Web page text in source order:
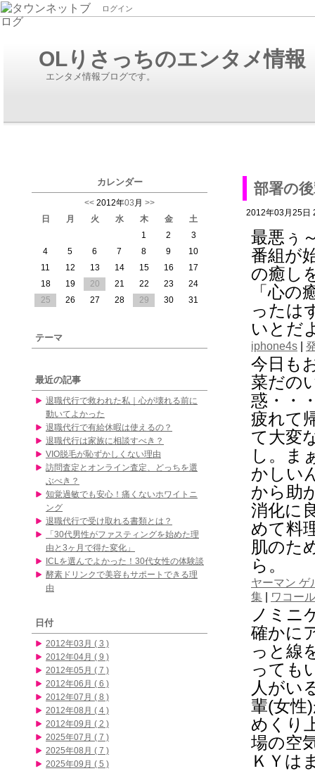
ログイン
OLりさっちのエンタメ情報
エンタメ情報ブログです。
部署の
2012年03月25日
最悪ぅ
番組が
の癒し
「心
ったは
いとだ
iphone4s
今日も
菜だの
惑・・
疲れて
て大変
し。ま
かしい
から助
消化に
めて料
肌のた
ら。
ヤーマン ゲ
集
ワコー
ノミニ
確かに
っと線
っても
人がい
輩(女性
めくり
場の空
ＫＹは
カレンダー
<< 2012年03 月 >>
日
月 火 水 木 金
土
1
2
3
4
5 6 7 8 9
10
11
12 13 14 15 16
17
18
19 20 21 22 23
24
25
26 27 28 29 30 31
テーマ
最近の記事
退職代行で救われた私｜心が壊れる前に
動いてよかった
退職代行で有給休暇は使えるの？
退職代行は家族に相談すべき？
VIO脱毛が恥ずかしくない理由
訪問査定とオンライン査定、どっちを選
ぶべき？
知覚過敏でも安心！痛くないホワイトニ
ング
退職代行で受け取れる書類とは？
「30代男性がファスティングを始めた理
由と3ヶ月で得た変化」
ICLを選んでよかった！30代女性の体験談
酵素ドリンクで美容もサポートできる理
由
日付
2012年03月 ( 3 )
2012年04月 ( 9 )
2012年05月 ( 7 )
2012年06月 ( 6 )
2012年07月 ( 8 )
2012年08月 ( 4 )
2012年09月 ( 2 )
2025年07月 ( 7 )
2025年08月 ( 7 )
2025年09月 ( 5 )